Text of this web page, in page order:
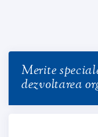
Merite
dezvoltarea